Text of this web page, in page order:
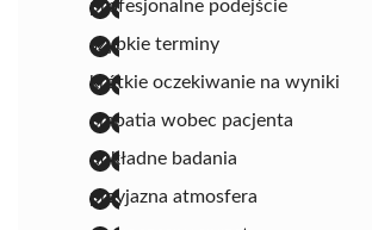
profesjonalne podejście
szybkie terminy
krótkie oczekiwanie na wyniki
empatia wobec pacjenta
dokładne badania
przyjazna atmosfera